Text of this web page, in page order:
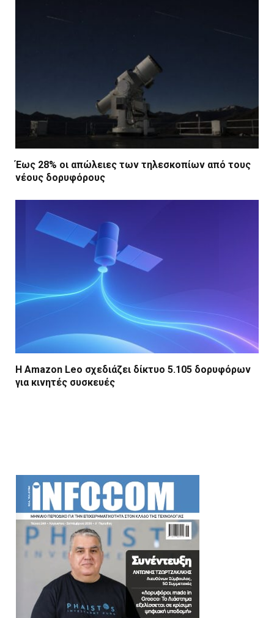
Έως 28% οι απώλειες των τηλεσκοπίων από τους
νέους δορυφόρους
Η Amazon Leo σχεδιάζει δίκτυο 5.105 δορυφόρων
για κινητές συσκευές